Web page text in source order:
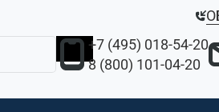
+7 (495) 018-54-20
8 (800) 101-04-20